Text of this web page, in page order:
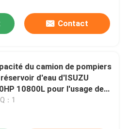
Contact
du camion de pompiers
d'eau d'ISUZU
10800L pour l'usage de
：1